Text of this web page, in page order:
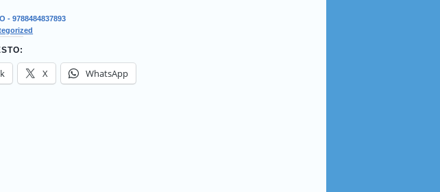
- 9788484837893
X WhatsApp